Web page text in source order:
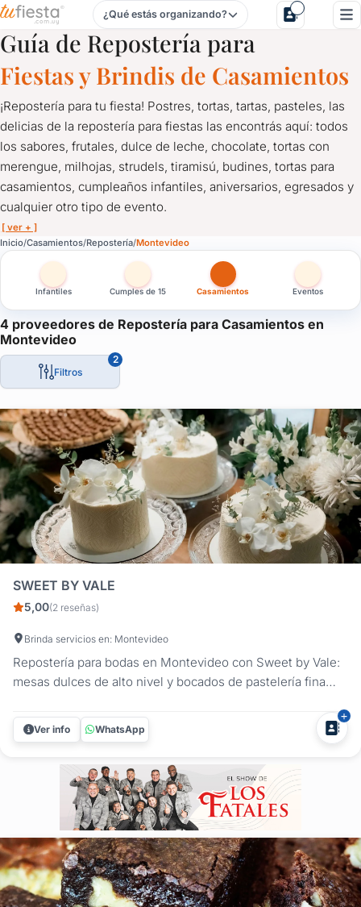
Repostería para Casamientos en Montevideo
¿Qué estás organizando?
Guía de Repostería para
Fiestas y Brindis de Casamientos
¡Repostería para tu fiesta! Postres, tortas, tartas, pasteles, las
delicias de la repostería para fiestas las encontrás aquí: todos
los sabores, frutales, dulce de leche, chocolate, tortas con
merengue, milhojas, strudels, tiramisú, budines, tortas para
casamientos, cumpleaños infantiles, aniversarios, egresados y
cualquier otro tipo de evento.
[ ver + ]
Inicio Casamientos Repostería Montevideo
Infantiles Cumples de 15 Casamientos Eventos
4 proveedores de Repostería para Casamientos en
Montevideo
Filtros
2
SWEET BY VALE
5,00(2 reseñas)
Brinda servicios en: Montevideo
Repostería para bodas en Montevideo con Sweet by Vale:
mesas dulces de alto nivel y bocados de pastelería fina
sofisticadas y personalizadas que realzan la celebración de
tu matrimonio, garantizando un impacto visual imponente y
Ver info WhatsApp
Repostería para Casamientos en Montevideo
¡Repostería para tu fiesta! Postres, tortas, tartas, pasteles,
Tortas de uno, dos, tres pisos… ¡y más!
Contactate con los reposteros más importantes a través de